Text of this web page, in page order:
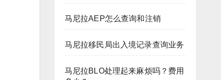
马尼拉AEP怎么查询和注销
马尼拉移民局出入境记录查询业务
马尼拉BLO处理起来麻烦吗？费用